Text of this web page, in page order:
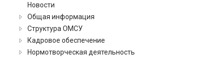
Новости
Общая информация
Структура ОМСУ
Кадровое обеспечение
Нормотворческая деятельность